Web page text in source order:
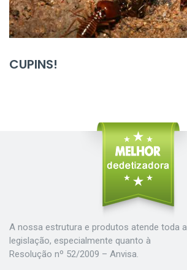
CUPINS!
A nossa estrutura e produtos atende toda a
legislação, especialmente quanto à
Resolução nº 52/2009 – Anvisa.